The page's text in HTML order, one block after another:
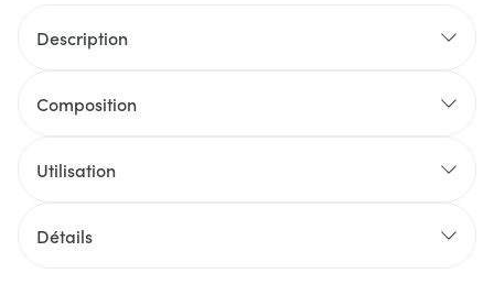
Description
Composition
Utilisation
Détails